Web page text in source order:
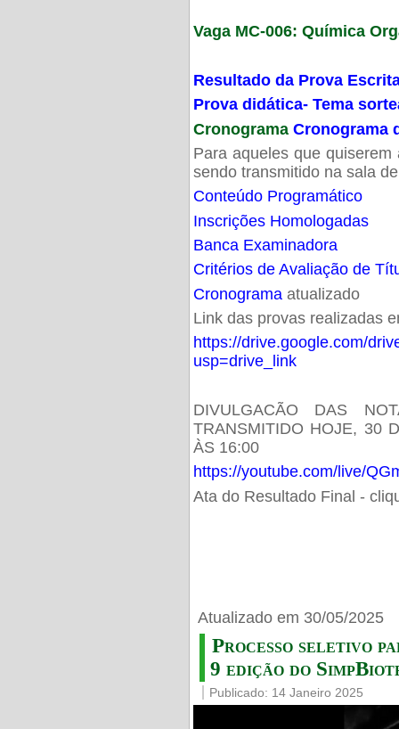
Vaga MC-006: Química
Resultado da Prova
Prova didática- Tema
Cronograma Cronograma
Para aqueles que
sendo transmitido na sala
Conteúdo Programático
Inscrições Homologadas
Banca Examinadora
Critérios de Avaliação de
Cronogramaatualizado
Link das provas realizadas
https://drive.google.com/
usp=drive_link
DIVULGACÃO DAS
TRANSMITIDO HOJE, 30
ÀS 16:00
https://youtube.com/live/
Ata do Resultado Final -
Atualizado em 30/05/2025
Processo seletivo
9 edição do
Publicado: 14 Janeiro 2025